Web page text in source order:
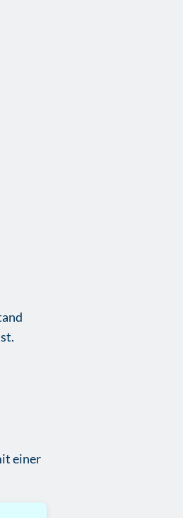
einer